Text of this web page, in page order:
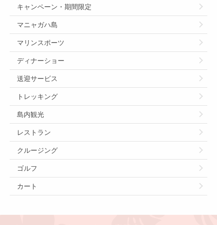
キャンペーン・期間限定
マニャガハ島
マリンスポーツ
ディナーショー
送迎サービス
トレッキング
島内観光
レストラン
クルージング
ゴルフ
カート